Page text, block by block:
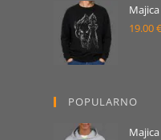
19.00€
POPULARNO